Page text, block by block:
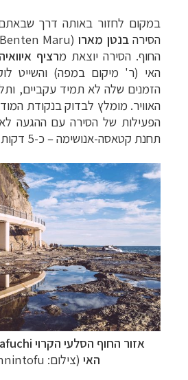
במקום לחזור באותה דרך
הסירהבנטן מארו
החוף. הסירה יוצאת מרציף איוואיה
הזמנים שלה לא תמיד עקביים,
האוויר. מומלץ לבדוק בנקודת
הפעילות של הסירה עם ההגעה
תחנת קטאסה-אנושימה – כ-5 דקות הליכה.
האי (צילום: